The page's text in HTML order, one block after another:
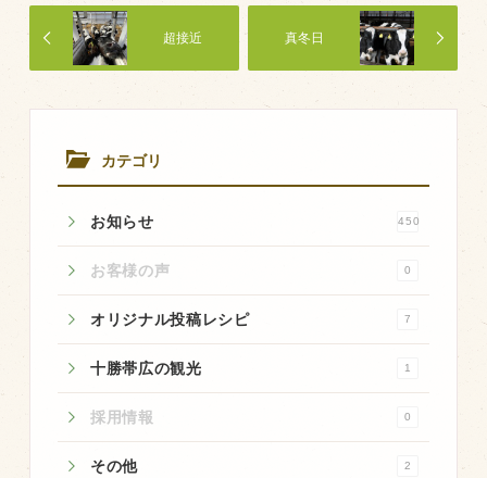
カテゴリ
お知らせ 450
お客様の声 0
オリジナル投稿レシピ 7
十勝帯広の観光 1
採用情報 0
その他 2
真冬日
超接近
豊西ソース
ギフト
飲食店
マップから探す
問い合わせ
個人のお客様
法人のお客様